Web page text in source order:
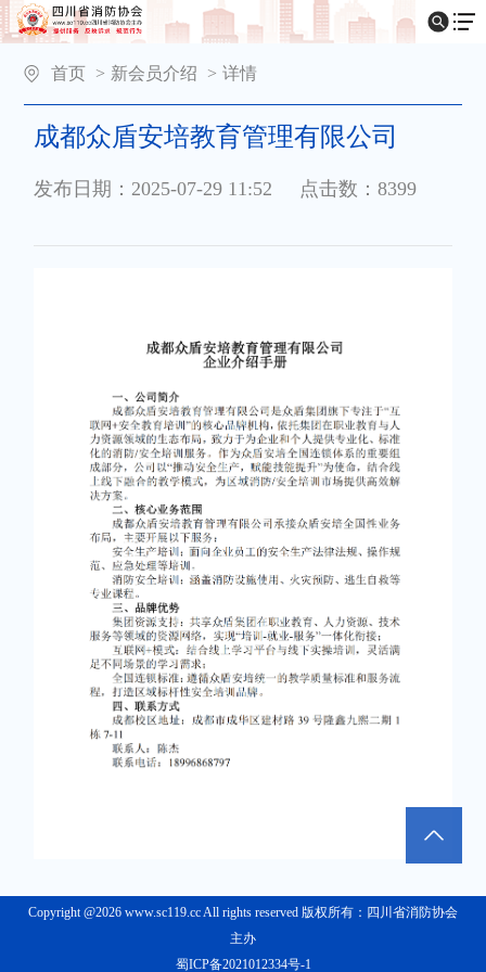
首页 > 新会员介绍 > 详情
成都众盾安培教育管理有限公司
发布日期：2025-07-29 11:52 点击数：8399
Copyright @2026 www.sc119.cc All rights reserved 版权所有：四川省消防协会
主办
蜀ICP备2021012334号-1